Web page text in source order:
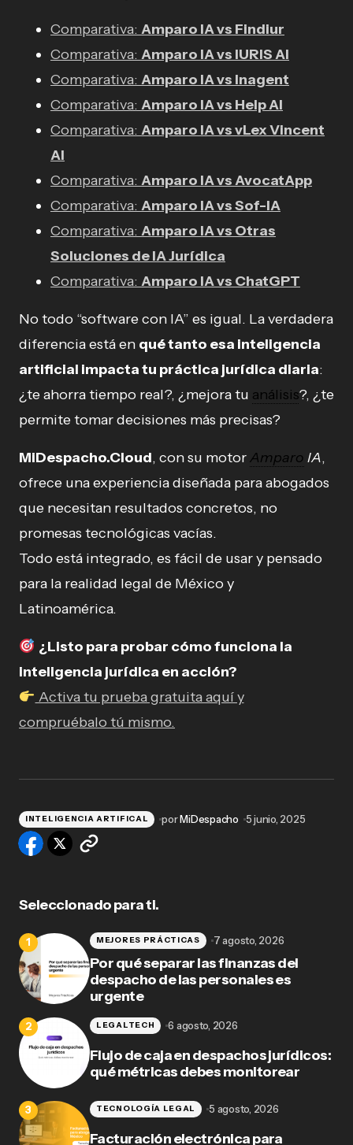
Comparativa: Amparo IA vs Findiur
Comparativa: Amparo IA vs IURIS AI
Comparativa: Amparo IA vs Inagent
Comparativa: Amparo IA vs Help AI
Comparativa: Amparo IA vs vLex Vincent
AI
Comparativa: Amparo IA vs AvocatApp
Comparativa: Amparo IA vs Sof-IA
Comparativa: Amparo IA vs Otras
Soluciones de IA Jurídica
Comparativa: Amparo IA vs ChatGPT
No todo “software con IA” es igual. La verdadera
diferencia está en qué tanto esa inteligencia
artificial impacta tu práctica jurídica diaria:
¿te ahorra tiempo real?, ¿mejora tu análisis?, ¿te
permite tomar decisiones más precisas?
MiDespacho.Cloud, con su motorAmparo IA,
ofrece una experiencia diseñada para abogados
que necesitan resultados concretos, no
promesas tecnológicas vacías.
Todo está integrado, es fácil de usar y pensado
para la realidad legal de México y
Latinoamérica.
¿Listo para probar cómo funciona la
inteligencia jurídica en acción?
Activa tu prueba gratuita aquí y
compruébalo tú mismo.
INTELIGENCIA ARTIFICAL porMiDespacho 5 junio, 2025
Seleccionado para ti.
Por qué separar las finanzas del
despacho de las personales es
urgente
MEJORES PRÁCTICAS 7 agosto, 2026
Flujo de caja en despachos jurídicos:
qué métricas debes monitorear
LEGALTECH 6 agosto, 2026
Facturación electrónica para
TECNOLOGÍA LEGAL 5 agosto, 2026